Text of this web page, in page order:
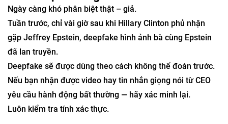
Ngày càng khó phân biệt thật – giả.
Tuần trước, chỉ vài giờ sau khi Hillary Clinton phủ nhận
gặp Jeffrey Epstein, deepfake hình ảnh bà cùng Epstein
đã lan truyền.
Deepfake sẽ được dùng theo cách không thể đoán trước.
Nếu bạn nhận được video hay tin nhắn giọng nói từ CEO
yêu cầu hành động bất thường — hãy xác minh lại.
Luôn kiểm tra tính xác thực.